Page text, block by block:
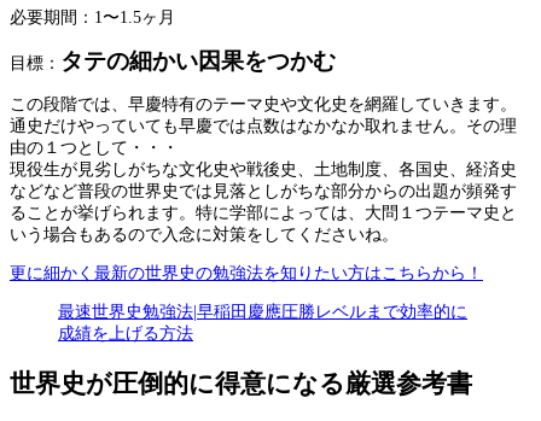
必要期間：1〜1.5ヶ月
目標： タテの細かい因果をつかむ
この段階では、早慶特有のテーマ史や文化史を網羅していきます。
通史だけやっていても早慶では点数はなかなか取れません。その理
由の１つとして・・・
現役生が見劣しがちな文化史や戦後史、土地制度、各国史、経済史
などなど普段の世界史では見落としがちな部分からの出題が頻発す
ることが挙げられます。特に学部によっては、大問１つテーマ史と
いう場合もあるので入念に対策をしてくださいね。
更に細かく最新の世界史の勉強法を知りたい方はこちらから！
最速世界史勉強法|早稲田慶應圧勝レベルまで効率的に
成績を上げる方法
世界史が圧倒的に得意になる厳選参考書